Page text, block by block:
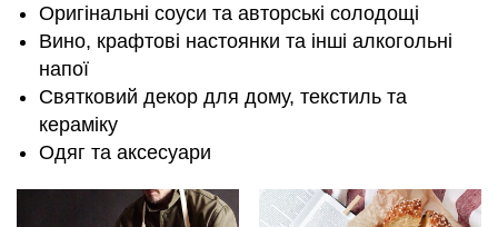
Оригінальні соуси та авторські солодощі
Вино, крафтові настоянки та інші алкогольні
напої
Святковий декор для дому, текстиль та
кераміку
Одяг та аксесуари